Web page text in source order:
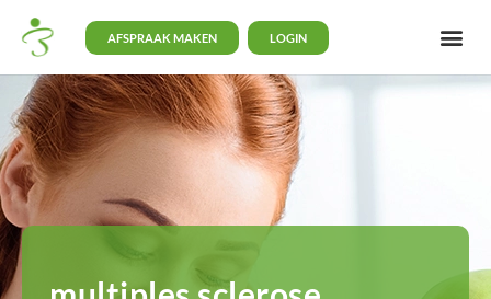
AFSPRAAK MAKEN LOGIN